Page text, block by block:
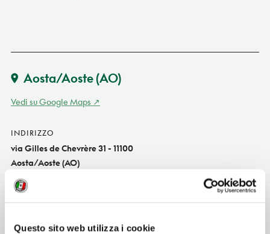
Questo sito web utilizza i cookie
Aosta/Aoste(AO)
Vedi su Google Maps
INDIRIZZO
via Gilles de Chevrère 31 - 11100
Aosta/Aoste (AO)
Valle d'Aosta IT